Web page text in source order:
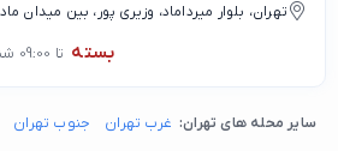
تهران، بلوار میرداماد، وزیری پور، بین میدان
بسته تا 09:00 شنبه
سایر محله های تهران: غرب تهران جنوب تهران